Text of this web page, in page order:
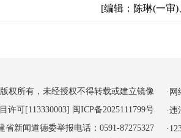
[编辑：陈琳(一审)
权所有，未经授权不得转载或建立镜像
许可[113330003] 闽ICP备2025111799号
省新闻道德委举报电话：0591-87275327
·
·